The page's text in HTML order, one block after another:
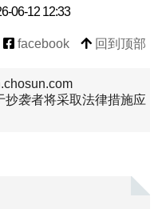
06-12 12:33
facebook 回到顶部
抄袭者将采取法律措施应